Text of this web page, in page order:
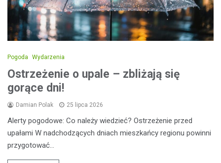
Pogoda Wydarzenia
Ostrzeżenie o upale – zbliżają się
gorące dni!
Damian Polak 25 lipca 2026
Alerty pogodowe: Co należy wiedzieć? Ostrzeżenie przed
upałami W nadchodzących dniach mieszkańcy regionu powinni
przygotować…